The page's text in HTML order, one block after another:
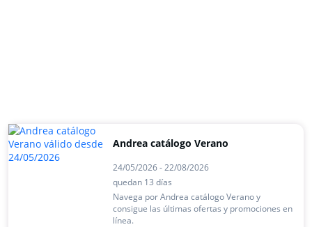
Andrea catálogo Verano
24/05/2026 - 22/08/2026
quedan 13 días
Navega por Andrea catálogo Verano y
consigue las últimas ofertas y promociones en
línea.